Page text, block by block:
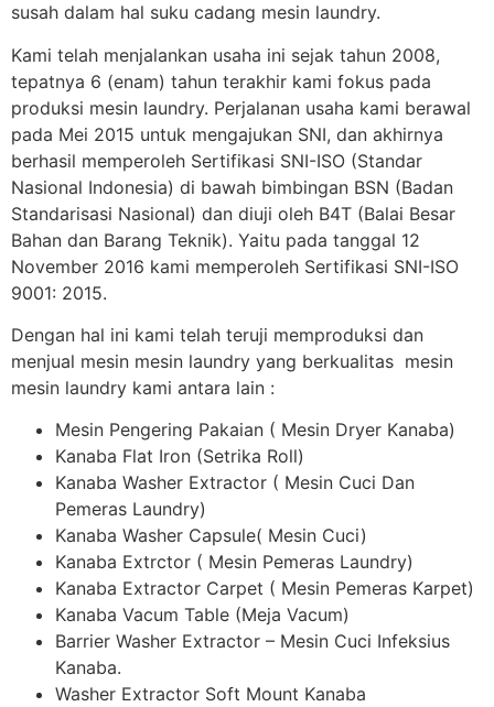
susah dalam hal suku cadang mesin laundry.
Kami telah menjalankan usaha ini sejak tahun 2008,
tepatnya 6 (enam) tahun terakhir kami fokus pada
produksi mesin laundry. Perjalanan usaha kami berawal
pada Mei 2015 untuk mengajukan SNI, dan akhirnya
berhasil memperoleh Sertifikasi SNI-ISO (Standar
Nasional Indonesia) di bawah bimbingan BSN (Badan
Standarisasi Nasional) dan diuji oleh B4T (Balai Besar
Bahan dan Barang Teknik). Yaitu pada tanggal 12
November 2016 kami memperoleh Sertifikasi SNI-ISO
9001: 2015.
Dengan hal ini kami telah teruji memproduksi dan
menjual mesin mesin laundry yang berkualitas mesin
mesin laundry kami antara lain :
Mesin Pengering Pakaian ( Mesin Dryer Kanaba)
Kanaba Flat Iron (Setrika Roll)
Kanaba Washer Extractor ( Mesin Cuci Dan
Pemeras Laundry)
Kanaba Washer Capsule( Mesin Cuci)
Kanaba Extrctor ( Mesin Pemeras Laundry)
Kanaba Extractor Carpet ( Mesin Pemeras Karpet)
Kanaba Vacum Table (Meja Vacum)
Barrier Washer Extractor – Mesin Cuci Infeksius
Kanaba.
Washer Extractor Soft Mount Kanaba